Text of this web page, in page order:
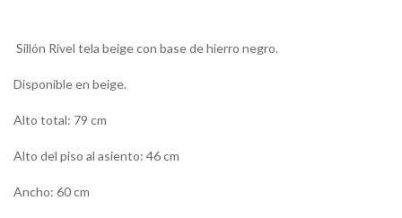
Sillón Rivel tela beige con base de hierro negro.
Disponible en beige.
Alto total: 79 cm
Alto del piso al asiento: 46 cm
Ancho: 60 cm